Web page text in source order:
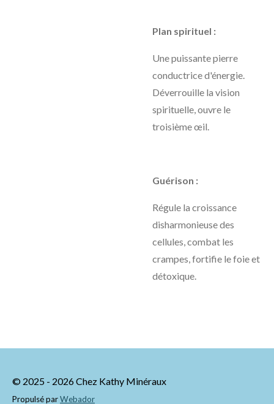
Plan spirituel :
Une puissante pierre
conductrice d'énergie.
Déverrouille la vision
spirituelle, ouvre le
troisième œil.
Guérison :
Régule la croissance
disharmonieuse des
cellules, combat les
crampes, fortifie le foie et
détoxique.
© 2025 - 2026 Chez Kathy Minéraux
Propulsé parWebador